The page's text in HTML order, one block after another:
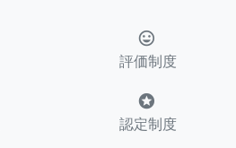
tag_faces
評価制度
stars
認定制度